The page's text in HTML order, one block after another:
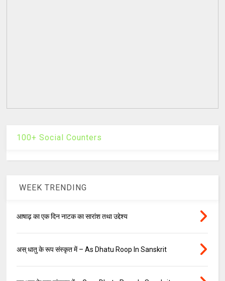
100+ Social Counters
WEEK TRENDING
आषाढ़ का एक दिन नाटक का सारांश तथा उद्देश्य
अस् धातु के रूप संस्कृत में – As Dhatu Roop In Sanskrit